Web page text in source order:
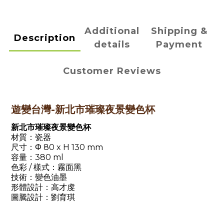
Description
Additional
details
Shipping &
Payment
Customer Reviews
遊變台灣-新北市璀璨夜景變色杯
新北市璀璨夜景變色杯
材質：瓷器
尺寸：Φ 80 x H 130 mm
容量：380 ml
色彩 / 樣式：霧面黑
技術：變色油墨
形體設計：高才虔
圖騰設計：劉育琪